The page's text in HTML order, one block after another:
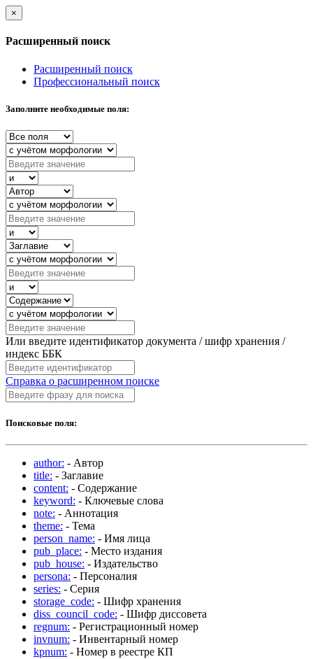
×
Расширенный поиск
Расширенный поиск
Профессиональный поиск
Заполните необходимые поля:
Или введите идентификатор документа / шифр хранения /
индекс ББК
Справка о расширенном поиске
Поисковые поля:
author: - Автор
title: - Заглавие
content: - Содержание
keyword: - Ключевые слова
note: - Аннотация
theme: - Тема
person_name: - Имя лица
pub_place: - Место издания
pub_house: - Издательство
persona: - Персоналия
series: - Серия
storage_code: - Шифр хранения
diss_council_code: - Шифр диссовета
regnum: - Регистрационный номер
invnum: - Инвентарный номер
kpnum: - Номер в реестре КП